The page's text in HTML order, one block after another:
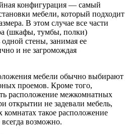
конфигурация — самый
мебели, который подходит
В этом случае все части
(шкафы, тумбы, полки)
стены, занимая ее
и не загромождая
мебели обычно выбирают
проемов. Кроме того,
расположение межкомнатных
открытии не задевали мебель,
такое расположение
возможно.